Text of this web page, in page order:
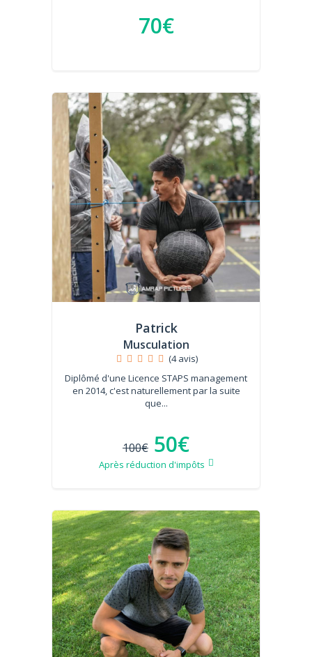
70€
Patrick
Musculation
(4 avis)
Diplômé d'une Licence STAPS management
en 2014, c'est naturellement par la suite
que...
100€ 50€
Après réduction d'impôts